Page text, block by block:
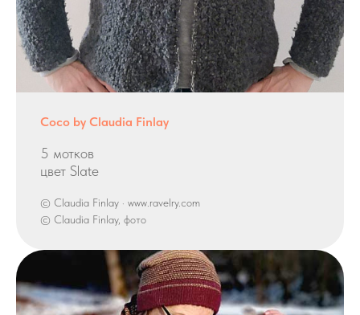
Coco by Claudia Finlay
5 мотков
цвет Slate
© Claudia Finlay · www.ravelry.com
© Claudia Finlay, фото